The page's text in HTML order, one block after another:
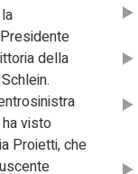
della
visto
Proietti, che